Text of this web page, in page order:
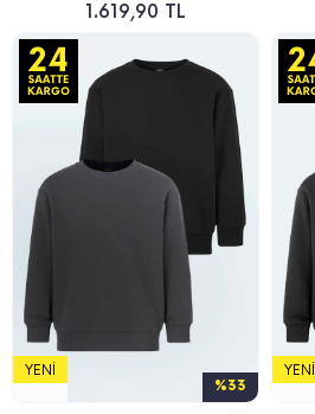
1.619,90 TL
%33
YENI YENI